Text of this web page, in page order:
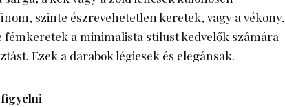
szinte észrevehetetlen keretek, vagy a vékony,
fémkeretek a minimalista stílust kedvelők számára
Ezek a darabok légiesek és elegánsak.